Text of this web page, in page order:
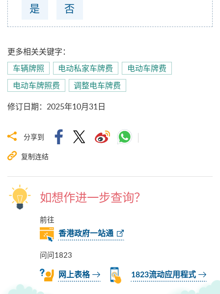
是
否
更多相关关键字：
车辆牌照
电动私家车牌费
电动车牌费
电动车牌照费
调整电车牌费
修订日期： 2025年10月31日
分享到
复制连结
如想作进一步查询？
前往
香港政府一站通
问问1823
网上表格 1823流动应用程式